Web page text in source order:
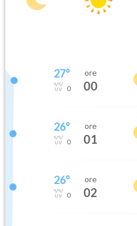
27°
0
ore
00
26°
0
ore
01
26°
0
ore
02